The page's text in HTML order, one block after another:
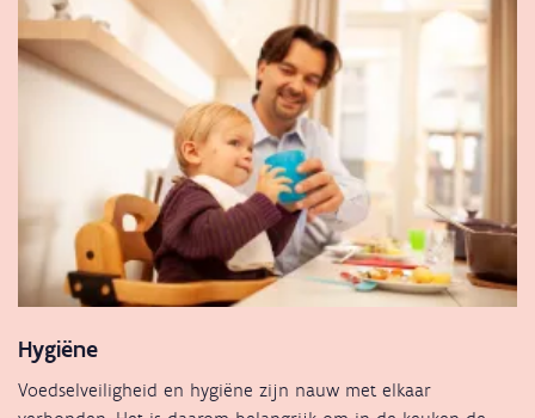
Hygiëne
Voedselveiligheid en hygiëne zijn nauw met elkaar